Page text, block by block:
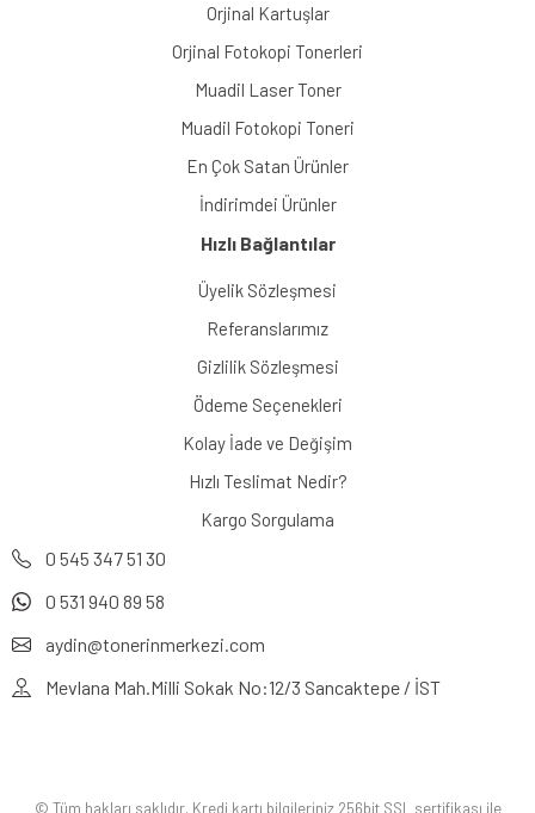
Orjinal Kartuşlar
Orjinal Fotokopi Tonerleri
Muadil Laser Toner
Muadil Fotokopi Toneri
En Çok Satan Ürünler
İndirimdei Ürünler
Hızlı Bağlantılar
Üyelik Sözleşmesi
Referanslarımız
Gizlilik Sözleşmesi
Ödeme Seçenekleri
Kolay İade ve Değişim
Hızlı Teslimat Nedir?
Kargo Sorgulama
0 545 347 51 30
0 531 940 89 58
aydin@tonerinmerkezi.com
Mevlana Mah.Milli Sokak No:12/3 Sancaktepe / İST
© Tüm hakları saklıdır. Kredi kartı bilgileriniz 256bit SSL sertifikası ile